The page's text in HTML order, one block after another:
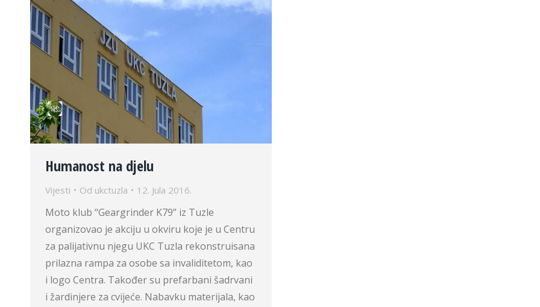
Humanost na djelu
Vijesti Od ukctuzla 12. Jula 2016.
Moto klub “Geargrinder K79” iz Tuzle
organizovao je akciju u okviru koje je u Centru
za palijativnu njegu UKC Tuzla rekonstruisana
prilazna rampa za osobe sa invaliditetom, kao
i logo Centra. Također su prefarbani šadrvani
i žardinjere za cvijeće. Nabavku materijala, kao